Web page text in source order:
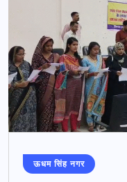
ऊधम सिंह नगर